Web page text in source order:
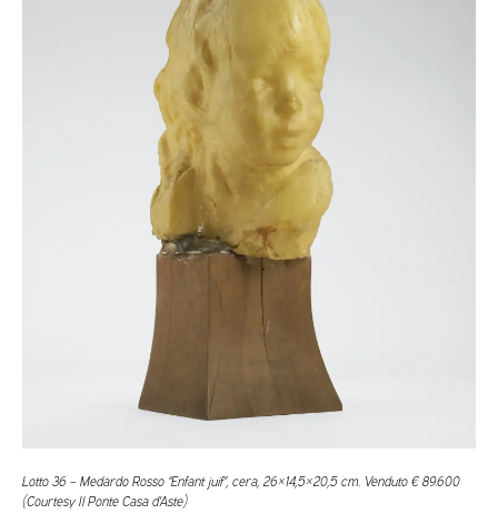
Lotto 36 – Medardo Rosso “Enfant juif”, cera, 26×14,5×20,5 cm. Venduto € 89.600
(Courtesy Il Ponte Casa d’Aste)